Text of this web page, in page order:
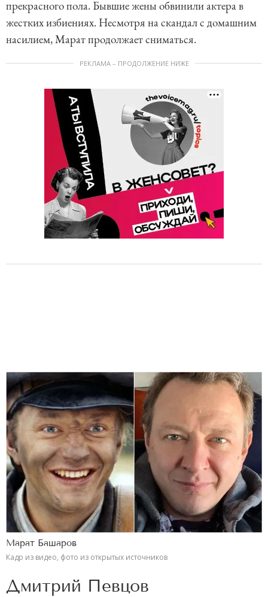
прекрасного пола. Бывшие жены обвинили актера в
жестких избиениях. Несмотря на скандал с домашним
насилием, Марат продолжает сниматься.
РЕКЛАМА – ПРОДОЛЖЕНИЕ НИЖЕ
Марат Башаров
Кадр из видео, фото из открытых источников
Дмитрий Певцов